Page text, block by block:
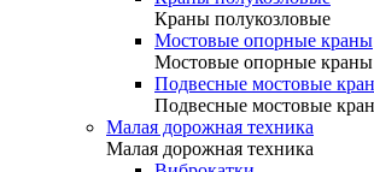
Краны полукозловые
Мостовые опорные краны
Мостовые опорные краны
Подвесные мостовые
Подвесные мостовые
Малая дорожная техника
Малая дорожная техника